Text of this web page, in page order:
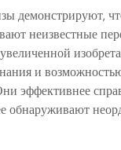
демонстрируют,
неизвестные
и
эффективнее
обнаруживают